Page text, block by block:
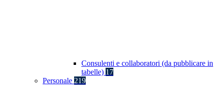
Consulenti e collaboratori (da pubblicare in
tabelle) 17
Personale 219